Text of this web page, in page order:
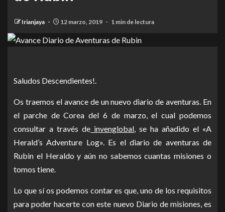
Irianjaya 12 marzo, 2019 1 min de lectura
Saludos Descendientes!.
Os traemos el avance de un nuevo diario de aventuras. En
el parche de Corea del 6 de marzo, el cual podemos
consultar a través de invenglobal, se ha añadido el «A
Herald’s Adventure Log». Es el diario de aventuras de
Rubin el Heraldo y aún no sabemos cuantas misiones o
tomos tiene.
Lo que sí os podemos contar es que, uno de los requisitos
para poder hacerte con este nuevo Diario de misiones, es